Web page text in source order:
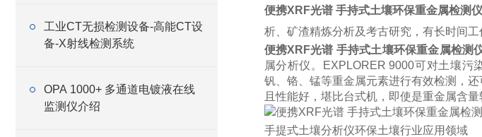
工业CT无损检测设备-高能CT设
备-X射线检测系统
OPA 1000+ 多通道电镀液在线
监测仪介绍
便携XRF光谱 手持式土壤环保重金属检测仪
析、矿渣精炼分析及考古研究，有长时间工
便携XRF光谱 手持式土壤环保重金属检测
属分析仪。EXPLORER 9000可对土壤污
钒、铬、锰等重金属元素进行有效检测，
且性能好，堪比台式机，即使是重金属含量
手提式土壤分析仪环保土壤行业应用领域